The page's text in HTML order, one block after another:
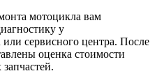
мотоцикла вам
у
сервисного центра. После
оценка стоимости